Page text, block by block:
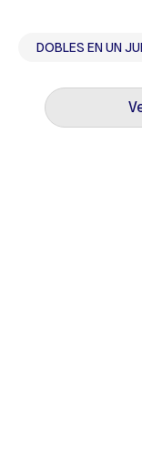
DOBLES EN UN